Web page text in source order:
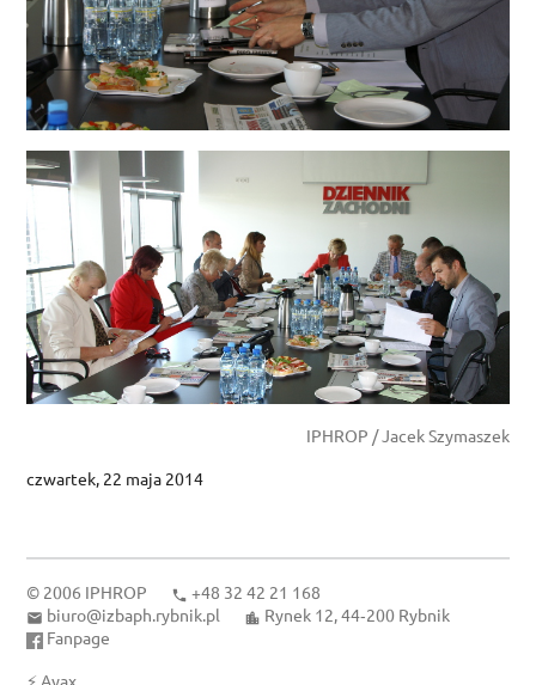
IPHROP / Jacek Szymaszek
czwartek, 22 maja 2014
© 2006 IPHROP
+48 32 42 21 168
biuro@izbaph.rybnik.pl
Rynek 12, 44‑200 Rybnik
Fanpage
⚡ Ayax